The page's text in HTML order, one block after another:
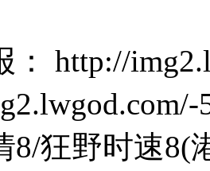
： http://
8/狂野时速8(